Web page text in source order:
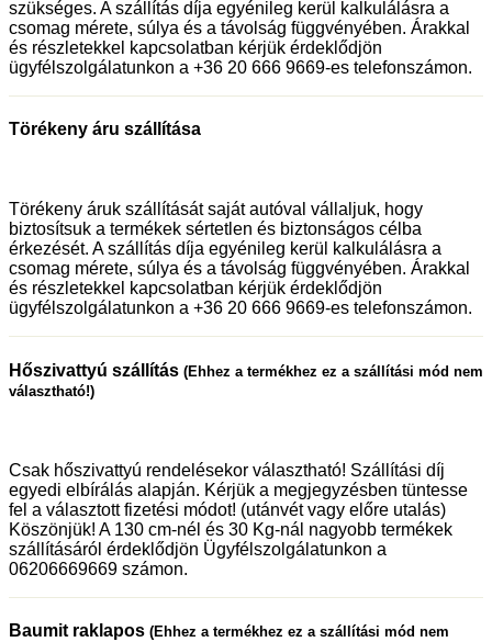
szükséges. A szállítás díja egyénileg kerül kalkulálásra a
csomag mérete, súlya és a távolság függvényében. Árakkal
és részletekkel kapcsolatban kérjük érdeklődjön
ügyfélszolgálatunkon a +36 20 666 9669-es telefonszámon.
Törékeny áru szállítása
Törékeny áruk szállítását saját autóval vállaljuk, hogy
biztosítsuk a termékek sértetlen és biztonságos célba
érkezését. A szállítás díja egyénileg kerül kalkulálásra a
csomag mérete, súlya és a távolság függvényében. Árakkal
és részletekkel kapcsolatban kérjük érdeklődjön
ügyfélszolgálatunkon a +36 20 666 9669-es telefonszámon.
Hőszivattyú szállítás (Ehhez a termékhez ez a szállítási mód nem
választható!)
Csak hőszivattyú rendelésekor választható! Szállítási díj
egyedi elbírálás alapján. Kérjük a megjegyzésben tüntesse
fel a választott fizetési módot! (utánvét vagy előre utalás)
Köszönjük! A 130 cm-nél és 30 Kg-nál nagyobb termékek
szállításáról érdeklődjön Ügyfélszolgálatunkon a
06206669669 számon.
Baumit raklapos (Ehhez a termékhez ez a szállítási mód nem